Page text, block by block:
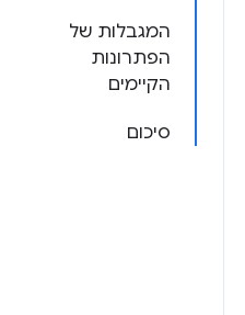
המגבלות של
הפתרונות
הקיימים
סיכום